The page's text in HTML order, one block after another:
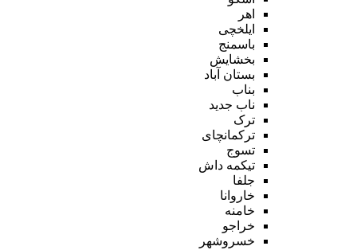
اهر
ایلخچی
باسمنج
بخشایش
بستان آباد
بناب
ناب جدید
ترک
ترکمانچای
تسوج
تیکمه داش
جلفا
خاروانا
خامنه
خراجو
خسروشهر